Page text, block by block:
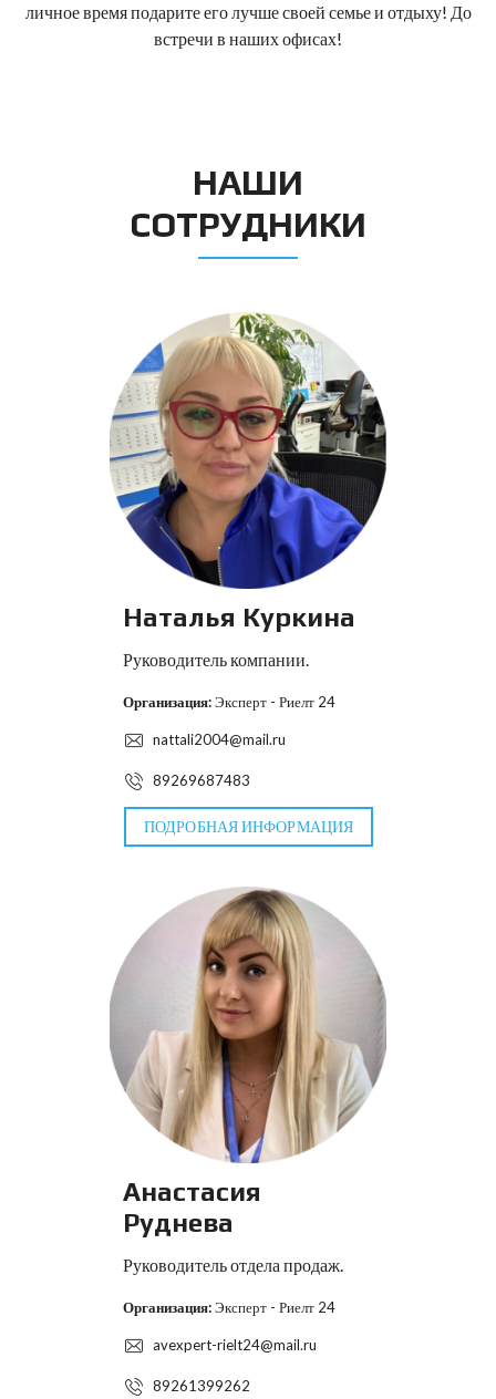
личное время подарите его лучше своей семье и отдыху! До
встречи в наших офисах!
НАШИ
СОТРУДНИКИ
Наталья Куркина
Руководитель компании.
Организация:Эксперт - Риелт 24
nattali2004@mail.ru
89269687483
ПОДРОБНАЯ ИНФОРМАЦИЯ
Анастасия
Руднева
Руководитель отдела продаж.
Организация:Эксперт - Риелт 24
avexpert-rielt24@mail.ru
89261399262